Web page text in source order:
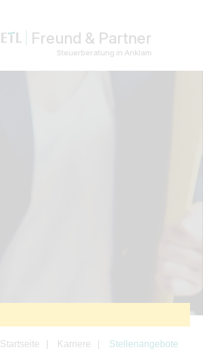
Freund & Partner
Steuerberatung in Anklam
Startseite Karriere Stellenangebote